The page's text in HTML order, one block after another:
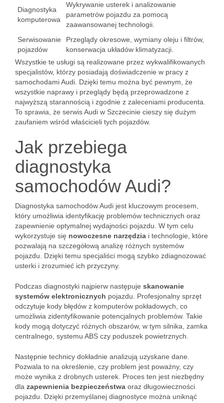
Diagnostyka
komputerowa
Wykrywanie usterek i analizowanie
parametrów pojazdu za pomocą
zaawansowanej technologii.
Serwisowanie
pojazdów
Przeglądy okresowe, wymiany oleju i filtrów,
konserwacja układów klimatyzacji.
Wszystkie te usługi są realizowane przez wykwalifikowanych
specjalistów, którzy posiadają doświadczenie w pracy z
samochodami Audi. Dzięki temu można być pewnym, że
wszystkie naprawy i przeglądy będą przeprowadzone z
najwyższą starannością i zgodnie z zaleceniami producenta.
To sprawia, że serwis Audi w Szczecinie cieszy się dużym
zaufaniem wśród właścicieli tych pojazdów.
Jak przebiega
diagnostyka
samochodów Audi?
Diagnostyka samochodów Audi jest kluczowym procesem,
który umożliwia identyfikację problemów technicznych oraz
zapewnienie optymalnej wydajności pojazdu. W tym celu
wykorzystuje się nowoczesne narzędzia i technologie, które
pozwalają na szczegółową analizę różnych systemów
pojazdu. Dzięki temu specjaliści mogą szybko zdiagnozować
usterki i zrozumieć ich przyczyny.
Podczas diagnostyki najpierw następuje skanowanie
systemów elektronicznych pojazdu. Profesjonalny sprzęt
odczytuje kody błędów z komputerów pokładowych, co
umożliwia zidentyfikowanie potencjalnych problemów. Takie
kody mogą dotyczyć różnych obszarów, w tym silnika, zamka
centralnego, systemu ABS czy poduszek powietrznych.
Następnie technicy dokładnie analizują uzyskane dane.
Pozwala to na określenie, czy problem jest poważny, czy
może wynika z drobnych usterek. Proces ten jest niezbędny
dla zapewnienia bezpieczeństwa oraz długowieczności
pojazdu. Dzięki przemyślanej diagnostyce można uniknąć